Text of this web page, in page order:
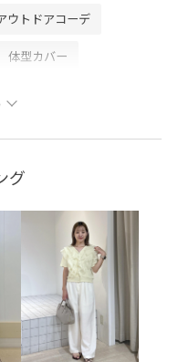
ウトドアコーデ
体型カバー
パンツ
GIX16190
26RPUVCARE
26SS20 26SS20dp
ャツ 2WAYで使える
グ